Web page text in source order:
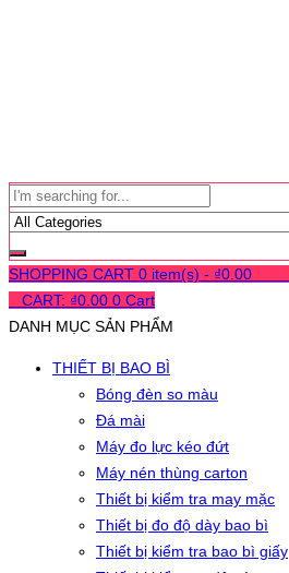
SHOPPING CART 0 item(s) - ₫0.00
CART: ₫0.00 0 Cart
DANH MỤC SẢN PHẨM
THIẾT BỊ BAO BÌ
Bóng đèn so màu
Đá mài
Máy đo lực kéo đứt
Máy nén thùng carton
Thiết bị kiểm tra may mặc
Thiết bị đo độ dày bao bì
Thiết bị kiểm tra bao bì giấy